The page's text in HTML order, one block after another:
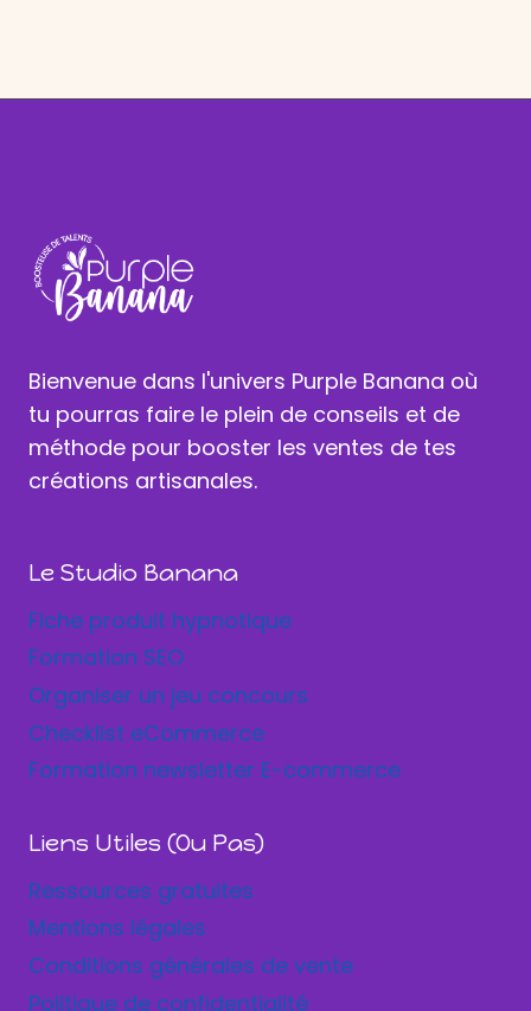
Bienvenue dans l'univers Purple Banana où
tu pourras faire le plein de conseils et de
méthode pour booster les ventes de tes
créations artisanales.
Le Studio Banana
Fiche produit hypnotique
Formation SEO
Organiser un jeu concours
Checklist eCommerce
Formation newsletter E-commerce
Liens Utiles (ou Pas)
Ressources gratuites
Mentions légales
Conditions générales de vente
Politique de confidentialité